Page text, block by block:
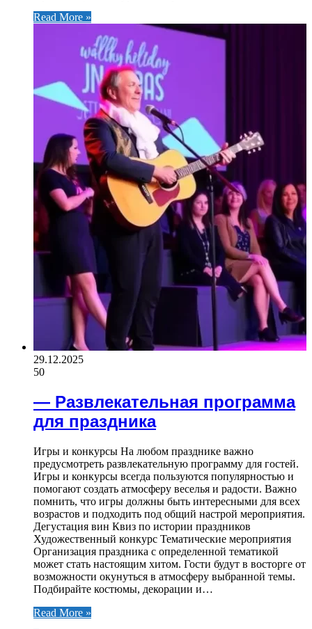
Read More »
29.12.2025
50
— Развлекательная программа
для праздника
Игры и конкурсы На любом празднике важно
предусмотреть развлекательную программу для гостей.
Игры и конкурсы всегда пользуются популярностью и
помогают создать атмосферу веселья и радости. Важно
помнить, что игры должны быть интересными для всех
возрастов и подходить под общий настрой мероприятия.
Дегустация вин Квиз по истории праздников
Художественный конкурс Тематические мероприятия
Организация праздника с определенной тематикой
может стать настоящим хитом. Гости будут в восторге от
возможности окунуться в атмосферу выбранной темы.
Подбирайте костюмы, декорации и…
Read More »